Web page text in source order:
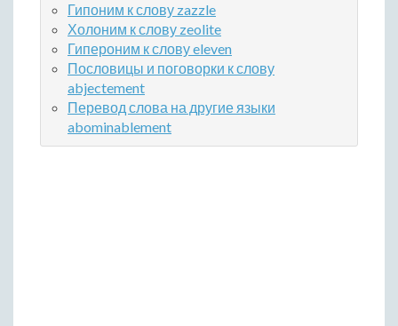
Гипоним к слову zazzle
Холоним к слову zeolite
Гипероним к слову eleven
Пословицы и поговорки к слову
abjectement
Перевод слова на другие языки
abominablement